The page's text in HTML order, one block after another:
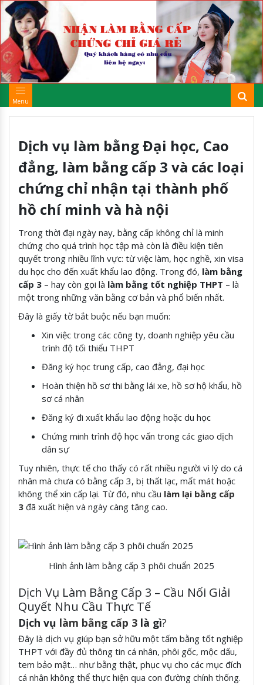
Menu
Dịch vụ làm bằng Đại học, Cao
đẳng, làm bằng cấp 3 và các loại
chứng chỉ nhận tại thành phố
hồ chí minh và hà nội
Trong thời đại ngày nay, bằng cấp không chỉ là minh
chứng cho quá trình học tập mà còn là điều kiện tiên
quyết trong nhiều lĩnh vực: từ việc làm, học nghề, xin visa
du học cho đến xuất khẩu lao động. Trong đó, làm bằng
cấp 3 – hay còn gọi là làm bằng tốt nghiệp THPT – là
một trong những văn bằng cơ bản và phổ biến nhất.
Đây là giấy tờ bắt buộc nếu bạn muốn:
Xin việc trong các công ty, doanh nghiệp yêu cầu
trình độ tối thiểu THPT
Đăng ký học trung cấp, cao đẳng, đại học
Hoàn thiện hồ sơ thi bằng lái xe, hồ sơ hộ khẩu, hồ
sơ cá nhân
Đăng ký đi xuất khẩu lao động hoặc du học
Chứng minh trình độ học vấn trong các giao dịch
dân sự
Tuy nhiên, thực tế cho thấy có rất nhiều người vì lý do cá
nhân mà chưa có bằng cấp 3, bị thất lạc, mất mát hoặc
không thể xin cấp lại. Từ đó, nhu cầu làm lại bằng cấp
3 đã xuất hiện và ngày càng tăng cao.
Hình ảnh làm bằng cấp 3 phôi chuẩn 2025
Dịch Vụ Làm Bằng Cấp 3 – Cầu Nối Giải
Quyết Nhu Cầu Thực Tế
Dịch vụ làm bằng cấp 3 là gì?
Đây là dịch vụ giúp bạn sở hữu một tấm bằng tốt nghiệp
THPT với đầy đủ thông tin cá nhân, phôi gốc, mộc dấu,
tem bảo mật… như bằng thật, phục vụ cho các mục đích
cá nhân không thể thực hiện qua con đường chính thống.